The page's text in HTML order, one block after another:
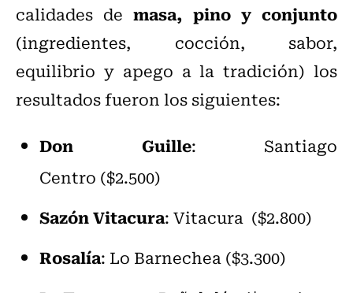
calidades demasa, pino y conjunto
(ingredientes, cocción, sabor,
equilibrio y apego a la tradición) los
resultados fueron los siguientes:
Don Guille: Santiago
Centro ($2.500)
Sazón Vitacura: Vitacura ($2.800)
Rosalía: Lo Barnechea ($3.300)